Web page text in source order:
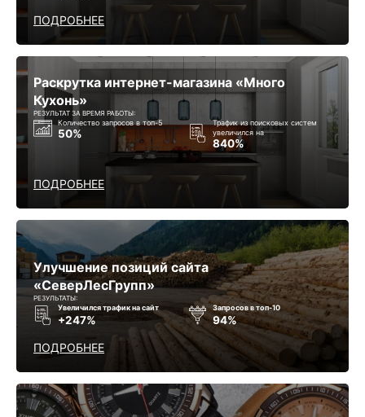
ПОДРОБНЕЕ
Раскрутка интернет-магазина «Много
Кухонь»
РЕЗУЛЬТАТ ЗА ВРЕМЯ РАБОТЫ:
Количество запросов в топ-5
50%
Трафик из поисковых систем
увеличился на
840%
ПОДРОБНЕЕ
Улучшение позиций сайта
«СеверЛесГрупп»
РЕЗУЛЬТАТЫ:
Увеличился трафик на сайт
+247%
Запросов в топ-10
94%
ПОДРОБНЕЕ